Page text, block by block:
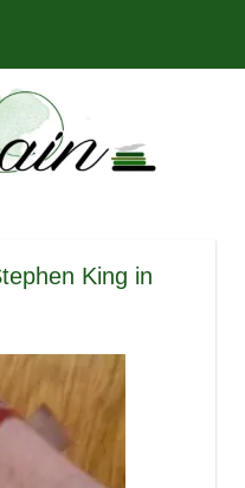
King in